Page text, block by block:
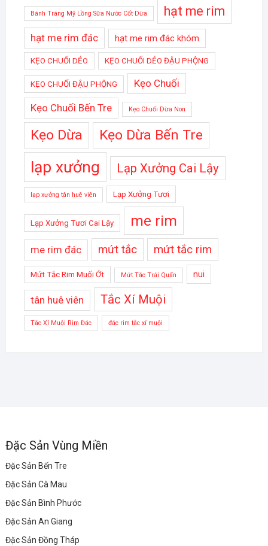
Bánh Tráng Mỹ Lồng Sữa Nước Cốt Dừa hạt me rim
hạt me rim đác hạt me rim đác khóm
KẸO CHUỐI DẺO KẸO CHUỐI DẺO ĐẬU PHỘNG
KẸO CHUỐI ĐẬU PHỘNG Kẹo Chuối
Kẹo Chuối Bến Tre Kẹo Chuối Dừa Non
Kẹo Dừa Kẹo Dừa Bến Tre
lạp xưởng Lạp Xưởng Cai Lậy
lạp xưởng tân huê viên Lạp Xưởng Tươi
Lạp Xưởng Tươi Cai Lậy me rim
me rim đác mứt tắc mứt tắc rim
Mứt Tắc Rim Muối Ớt Mứt Tắc Trái Quấn nui
tân huê viên Tắc Xí Muội
Tắc Xí Muội Rim Đác đác rim tắc xí muội
Đặc Sản Vùng Miền
Đặc Sản Bến Tre
Đặc Sản Cà Mau
Đặc Sản Bình Phước
Đặc Sản An Giang
Đặc Sản Đồng Tháp